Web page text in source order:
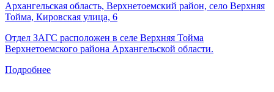
Архангельская область, Верхнетоемский район, село Верхняя
Тойма, Кировская улица, 6
Отдел ЗАГС расположен в селе Верхняя Тойма
Верхнетоемского района Архангельской области.
Подробнее